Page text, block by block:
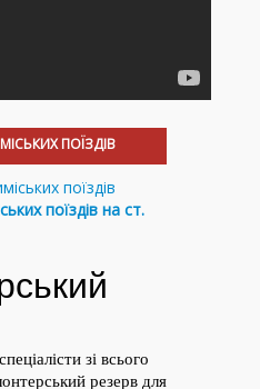
ПОЇЗДІВ
поїздів на ст.